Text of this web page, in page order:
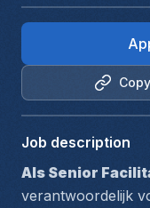
Job description
Als Senior
verantwoordelijk